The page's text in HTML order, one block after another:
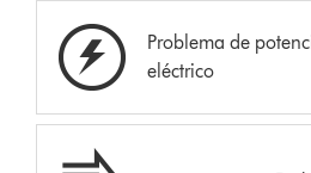
Problema de
eléctrico